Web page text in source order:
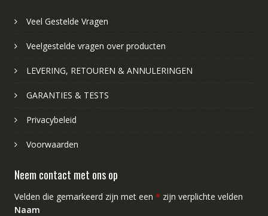
Veel Gestelde Vragen
Veelgestelde vragen over producten
LEVERING, RETOUREN & ANNULERINGEN
GARANTIES & TESTS
Privacybeleid
Voorwaarden
Neem contact met ons op
Velden die gemarkeerd zijn met een * zijn verplichte velden
Naam